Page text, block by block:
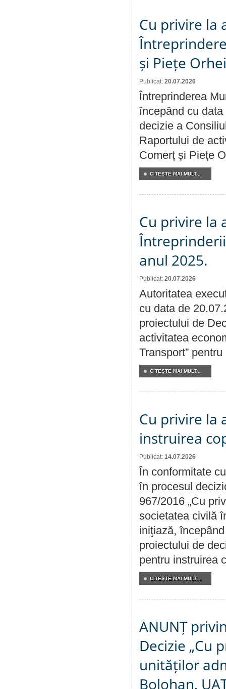
Cu privire la
și Piețe
Publicat: 20.07.2026
Întreprinderea
începând cu
decizie a
Raportului de
Comerț și Piețe
CITEŞTE MAI MULT...
Cu privire la
anul 2025.
Publicat: 20.07.2026
Autoritatea
cu data de
proiectului de
activitatea
Transport” pentru
CITEŞTE MAI MULT...
Cu privire la
instruirea
Publicat: 14.07.2026
În conformitate
în procesul
967/2016 „Cu
societatea civilă
iniţiază,
proiectului de
pentru instruirea
CITEŞTE MAI MULT...
ANUNȚ
Decizie „Cu
unităților
Bolohan,